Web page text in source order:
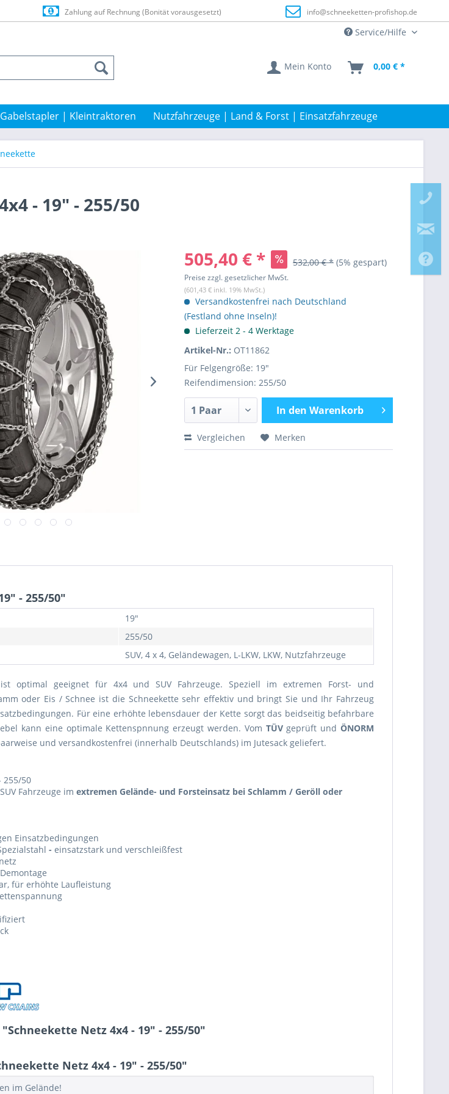
Zahlung auf Rechnung (Bonität vorausgesetzt) info@schneeketten-profishop.de
Service/Hilfe
Mein Konto 0,00 € *
Gabelstapler | Kleintraktoren Nutzfahrzeuge | Land & Forst | Einsatzfahrzeuge
- 19" - 255/50
505,40 € * 532,00 € * (5% gespart)
Preise zzgl. gesetzlicher MwSt.
(601,43 € inkl. 19% MwSt.)
Versandkostenfrei nach Deutschland
(Festland ohne Inseln)!
Lieferzeit 2 - 4 Werktage
Artikel-Nr.: OT11862
Für Felgengröße: 19"
Reifendimension: 255/50
In den Warenkorb
Vergleichen Merken
- 255/50"
19"
255/50
SUV, 4 x 4, Geländewagen, L-LKW, LKW, Nutzfahrzeuge
optimal geeignet für 4x4 und SUV Fahrzeuge. Speziell im extremen Forst- und
oder Eis / Schnee ist die Schneekette sehr effektiv und bringt Sie und Ihr Fahrzeug
Für eine erhöhte lebensdauer der Kette sorgt das beidseitig befahrbare
kann eine optimale Kettenspnnung erzeugt werden. Vom TÜVgeprüft undÖNORM
und versandkostenfrei (innerhalb Deutschlands) im Jutesack geliefert.
255/50
Fahrzeuge im extremen Gelände- und Forsteinsatz bei Schlamm / Geröll oder
Einsatzbedingungen
- einsatzstark und verschleißfest
für erhöhte Laufleistung
Netz 4x4 - 19" - 255/50"
Netz 4x4 - 19" - 255/50"
im Gelände!